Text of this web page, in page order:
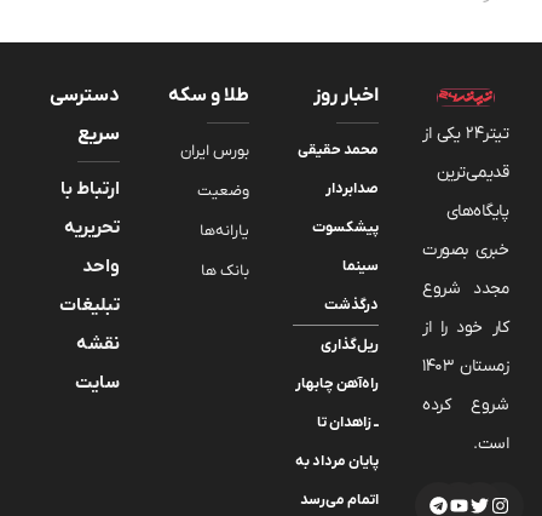
تیتر24 یکی از
قدیمی‌ترین
پایگاه‌های
خبری بصورت
مجدد شروع
کار خود را از
زمستان 1403
شروع کرده
است.
اخبار روز
محمد حقیقی
صدابردار
پیشکسوت
سینما
درگذشت
ریل‌گذاری
راه‌آهن چابهار
ــ زاهدان تا
پایان مرداد به
اتمام می‌رسد
طلا و سکه
بورس ایران
وضعیت
یارانه‌ها
بانک ها
دسترسی
سریع
ارتباط با
تحریریه
واحد
تبلیغات
نقشه
سایت